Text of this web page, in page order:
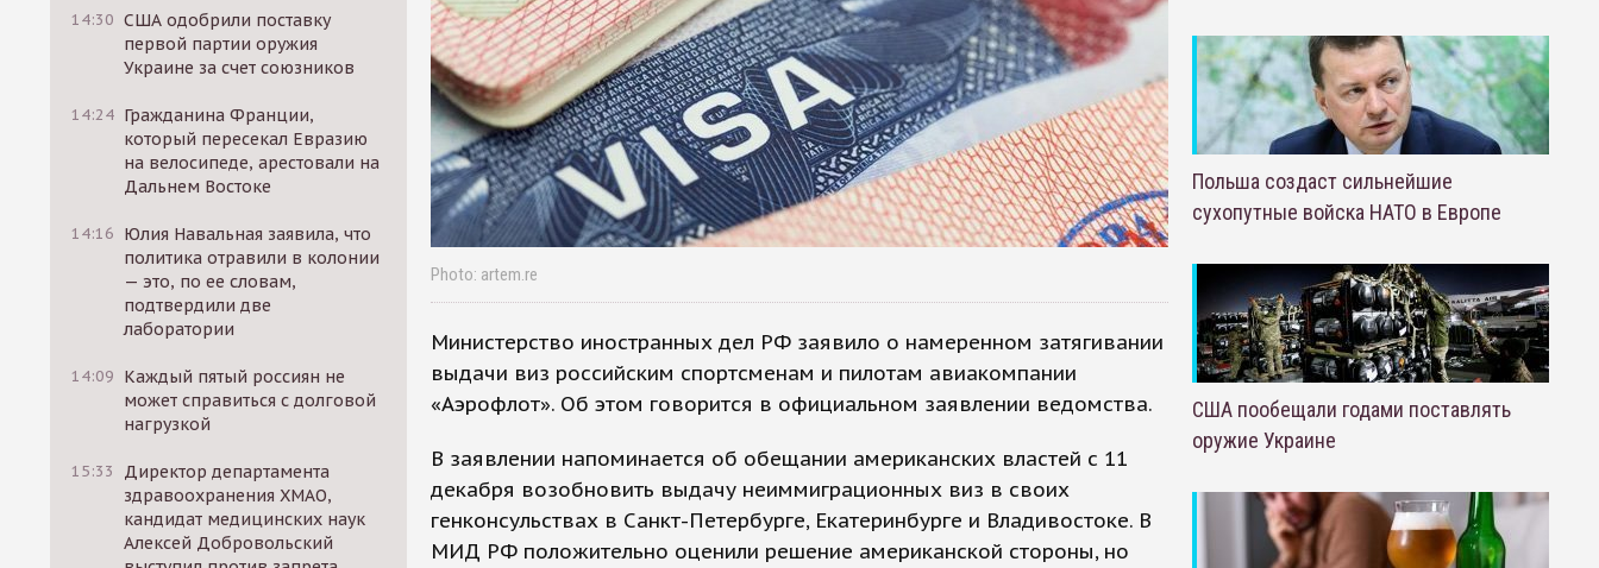
14:30 США одобрили поставку
первой партии оружия
Украине за счет союзников
14:24 Гражданина Франции,
который пересекал Евразию
на велосипеде, арестовали на
Дальнем Востоке
14:16 Юлия Навальная заявила, что
политика отравили в колонии
— это, по ее словам,
подтвердили две
лаборатории
14:09 Каждый пятый россиян не
может справиться с долговой
нагрузкой
15:33
Директор департамента
здравоохранения ХМАО,
кандидат медицинских наук
Алексей Добровольский
Photo: artem.re
Министерство иностранных дел РФ заявило о намеренном затягивании
выдачи виз российским спортсменам и пилотам авиакомпании
«Аэрофлот». Об этом говорится в официальном заявлении ведомства.
В заявлении напоминается об обещании американских властей с 11
декабря возобновить выдачу неиммиграционных виз в своих
генконсульствах в Санкт-Петербурге, Екатеринбурге и Владивостоке. В
МИД РФ положительно оценили решение американской стороны, но
Польша создаст сильнейшие
сухопутные войска НАТО в Европе
США пообещали годами поставлять
оружие Украине